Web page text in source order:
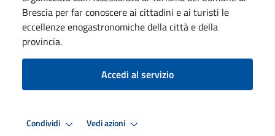
Brescia per far conoscere ai cittadini e ai turisti le
eccellenze enogastronomiche della città e della
provincia.
Accedi al servizio
Condividi Vedi azioni